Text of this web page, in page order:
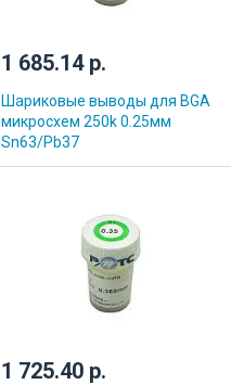
1 685.14 р.
Шариковые выводы для BGA
микросхем 250k 0.25мм
Sn63/Pb37
1 725.40 р.